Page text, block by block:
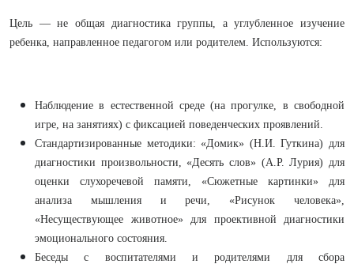
Цель — не общая диагностика группы, а углубленное изучение
ребенка, направленное педагогом или родителем. Используются:
Наблюдение в естественной среде (на прогулке, в свободной
игре, на занятиях) с фиксацией поведенческих проявлений.
Стандартизированные методики: «Домик» (Н.И. Гуткина) для
диагностики произвольности, «Десять слов» (А.Р. Лурия) для
оценки слухоречевой памяти, «Сюжетные картинки» для
анализа мышления и речи, «Рисунок человека»,
«Несуществующее животное» для проективной диагностики
эмоционального состояния.
Беседы с воспитателями и родителями для сбора